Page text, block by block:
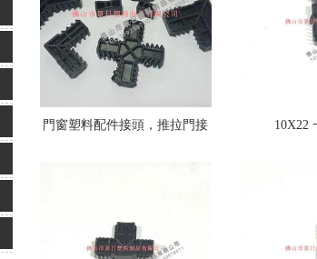
門窗塑料配件接頭，推拉門接 10X22